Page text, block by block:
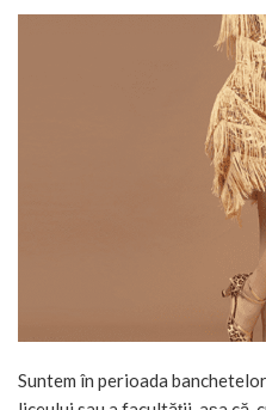
Suntem în perioada